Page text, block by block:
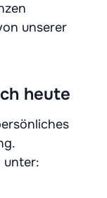
unserer
heute
unter: